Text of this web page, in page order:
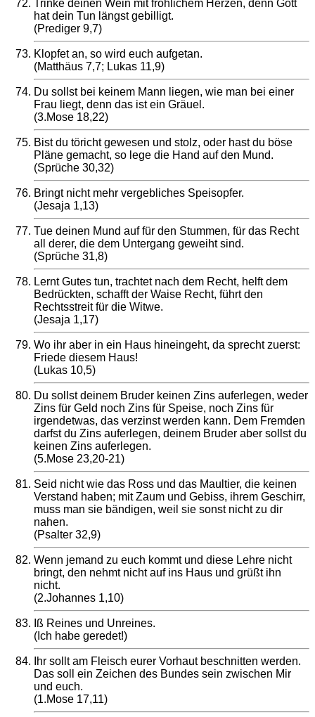
Trinke deinen Wein mit fröhlichem Herzen, denn Gott
hat dein Tun längst gebilligt.
(Prediger 9,7)
Klopfet an, so wird euch aufgetan.
(Matthäus 7,7; Lukas 11,9)
Du sollst bei keinem Mann liegen, wie man bei einer
Frau liegt, denn das ist ein Gräuel.
(3.Mose 18,22)
Bist du töricht gewesen und stolz, oder hast du böse
Pläne gemacht, so lege die Hand auf den Mund.
(Sprüche 30,32)
Bringt nicht mehr vergebliches Speisopfer.
(Jesaja 1,13)
Tue deinen Mund auf für den Stummen, für das Recht
all derer, die dem Untergang geweiht sind.
(Sprüche 31,8)
Lernt Gutes tun, trachtet nach dem Recht, helft dem
Bedrückten, schafft der Waise Recht, führt den
Rechtsstreit für die Witwe.
(Jesaja 1,17)
Wo ihr aber in ein Haus hineingeht, da sprecht zuerst:
Friede diesem Haus!
(Lukas 10,5)
Du sollst deinem Bruder keinen Zins auferlegen, weder
Zins für Geld noch Zins für Speise, noch Zins für
irgendetwas, das verzinst werden kann. Dem Fremden
darfst du Zins auferlegen, deinem Bruder aber sollst du
keinen Zins auferlegen.
(5.Mose 23,20-21)
Seid nicht wie das Ross und das Maultier, die keinen
Verstand haben; mit Zaum und Gebiss, ihrem Geschirr,
muss man sie bändigen, weil sie sonst nicht zu dir
nahen.
(Psalter 32,9)
Wenn jemand zu euch kommt und diese Lehre nicht
bringt, den nehmt nicht auf ins Haus und grüßt ihn
nicht.
(2.Johannes 1,10)
Iß Reines und Unreines.
(Ich habe geredet!)
Ihr sollt am Fleisch eurer Vorhaut beschnitten werden.
Das soll ein Zeichen des Bundes sein zwischen Mir
und euch.
(1.Mose 17,11)